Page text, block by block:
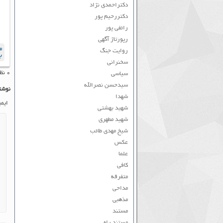
۰ نظر به ثبت رسیده است
دکتراحمدی نژاد
دکتررحیم پور
رائفی پور
رپورتاژ آگهی
روایت جنگ
سخنرانی
سیاسی
سیدحسن نصرالله
شهدا
شهید بهشتی
شهید مطهری
شیخ مهدی طائب
عکس
علما
کافی
متفرقه
مداحی
مذهبی
مستند